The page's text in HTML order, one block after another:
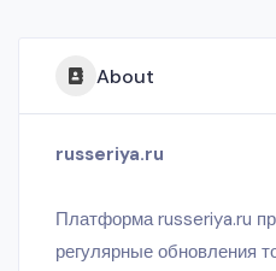
About
russeriya.ru
Платформа russeriya.ru
регулярные обновления